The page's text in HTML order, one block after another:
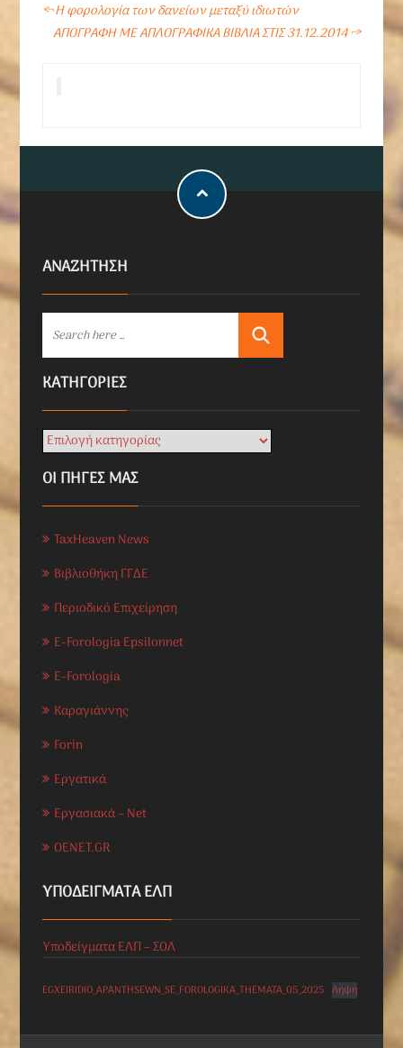
←Η φορολογία των δανείων μεταξύ ιδιωτών
ΑΠΟΓΡΑΦΗ ΜΕ ΑΠΛΟΓΡΑΦΙΚΑ ΒΙΒΛΙΑ ΣΤΙΣ 31.12.2014→
ΑΝΑΖΗΤΗΣΗ
KΑΤΗΓΟΡΊΕΣ
ΟΙ ΠΗΓΕΣ ΜΑΣ
TaxHeaven News
Βιβλιοθήκη ΓΓΔΕ
Περιοδικό Επιχείρηση
E-Forologia Epsilonnet
E-Forologia
Καραγιάννης
Forin
Εργατικά
Εργασιακά – Net
OENET.GR
ΥΠΟΔΕΊΓΜΑΤΑ ΕΛΠ
Υποδείγματα ΕΛΠ – ΣΟΛ
EGXEIRIDIO_APANTHSEWN_SE_FOROLOGIKA_THEMATA_05_2025 Λήψη